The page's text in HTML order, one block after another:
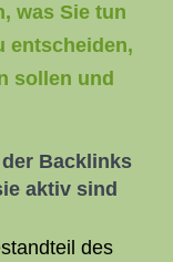
was Sie tun
entscheiden,
sollen und
Backlinks
aktiv sind
des